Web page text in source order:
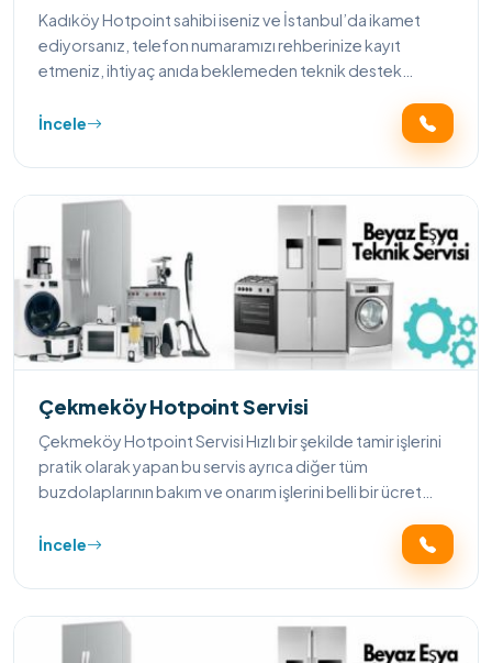
Kadıköy Hotpoint sahibi iseniz ve İstanbul’da ikamet
ediyorsanız, telefon numaramızı rehberinize kayıt
etmeniz, ihtiyaç anıda beklemeden teknik destek
İncele
Çekmeköy Hotpoint Servisi
Çekmeköy Hotpoint Servisi Hızlı bir şekilde tamir işlerini
pratik olarak yapan bu servis ayrıca diğer tüm
buzdolaplarının bakım ve onarım işlerini belli bir ücret
İncele